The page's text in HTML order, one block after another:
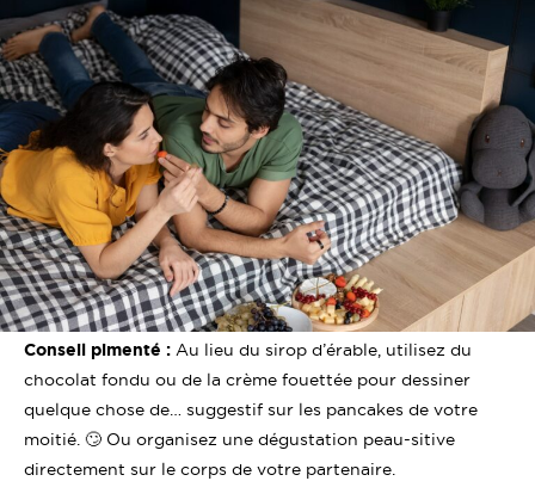
Conseil pimenté : Au lieu du sirop d’érable, utilisez du
chocolat fondu ou de la crème fouettée pour dessiner
quelque chose de… suggestif sur les pancakes de votre
moitié. 🙄 Ou organisez une dégustation peau-sitive
directement sur le corps de votre partenaire.